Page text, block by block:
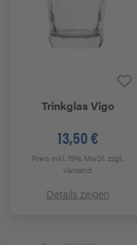
Trinkglas Vigo
13,50 €
Preis inkl. 19% MwSt.zzgl.
Versand
Details zeigen